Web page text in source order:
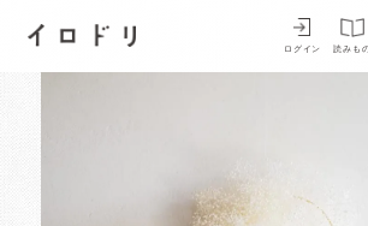
イロドリ
ログイン 読みも